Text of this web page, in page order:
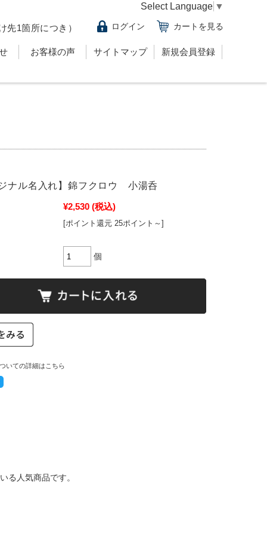
先1箇所につき） ログイン カートを見る
お客様の声 サイトマップ 新規会員登録
Select Language ▼
ジナル名入れ】錦フクロウ 小湯呑
¥2,530 (税込)
[ポイント還元 25ポイント～]
個
いての詳細はこちら
る人気商品です。